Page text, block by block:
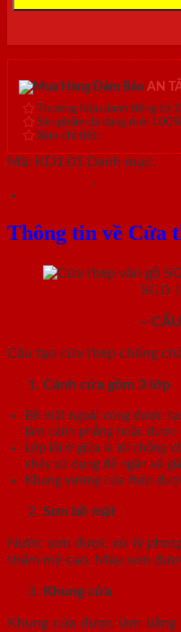
AN
Thương hiệu danh tiếng từ
Sản phẩm đa dạng mới
Xem chi tiết:
Mã: KD1.01 Danh mục:
,
Thông tin về Cửa
SGD
–
Cấu tạo cửa thép chống
Cánh cửa gồm 3 lớp
Bề mặt ngoài cùng được
làm cánh phẳng hoặc
Lớp lõi ở giữa là lõi chống
cháy sử dụng để ngăn và
Khung xương cửa thép
Sơn bề mặt
Nước sơn được xử lý
thẩm mỹ cao. Màu sơn
Khung cửa
Khung cửa được làm